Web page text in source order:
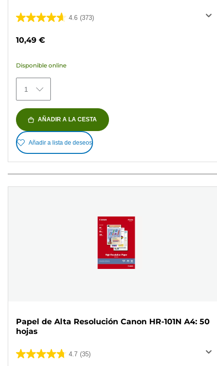
4.6 (373)
4.6
5
373
reseñas
10,49 €
Disponible online
1
AÑADIR A LA CESTA
Añadir a lista de deseos
Papel de Alta Resolución Canon HR-101N A4: 50
hojas
4.7 (35)
4.7